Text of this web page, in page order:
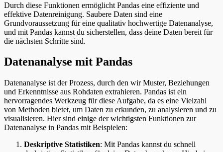
Durch diese Funktionen ermöglicht Pandas eine effiziente und
effektive Datenreinigung. Saubere Daten sind eine
Grundvoraussetzung für eine qualitativ hochwertige Datenanalyse,
und mit Pandas kannst du sicherstellen, dass deine Daten bereit für
die nächsten Schritte sind.
Datenanalyse mit Pandas
Datenanalyse ist der Prozess, durch den wir Muster, Beziehungen
und Erkenntnisse aus Rohdaten extrahieren. Pandas ist ein
hervorragendes Werkzeug für diese Aufgabe, da es eine Vielzahl
von Methoden bietet, um Daten zu erkunden, zu analysieren und zu
visualisieren. Hier sind einige der wichtigsten Funktionen zur
Datenanalyse in Pandas mit Beispielen:
Deskriptive Statistiken: Mit Pandas kannst du schnell